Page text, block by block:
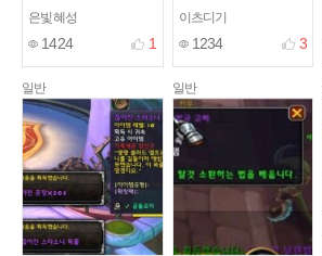
은빛혜성
1424 1
이츠디기
1234 3
일반 일반